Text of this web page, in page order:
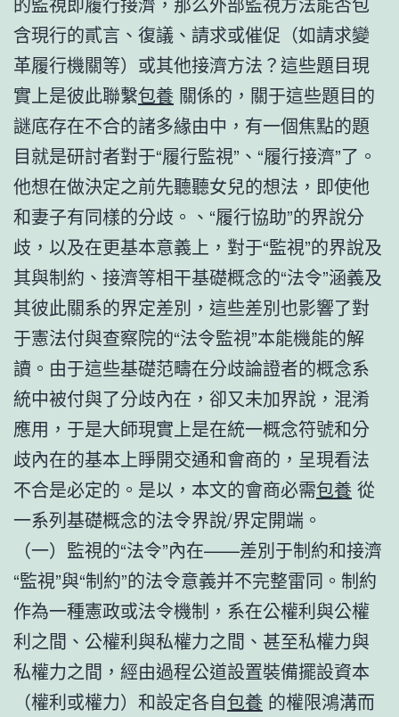
含現行的貳言、復議、請求或催促（如請求變
革履行機關等）或其他接濟方法？這些題目現
實上是彼此聯繫包養 關係的，關于這些題目的
謎底存在不合的諸多緣由中，有一個焦點的題
目就是研討者對于“履行監視”、“履行接濟”了。
他想在做決定之前先聽聽女兒的想法，即使他
和妻子有同樣的分歧。、“履行協助”的界說分
歧，以及在更基本意義上，對于“監視”的界說及
其與制約、接濟等相干基礎概念的“法令”涵義及
其彼此關系的界定差別，這些差別也影響了對
于憲法付與查察院的“法令監視”本能機能的解
讀。由于這些基礎范疇在分歧論證者的概念系
統中被付與了分歧內在，卻又未加界說，混淆
應用，于是大師現實上是在統一概念符號和分
歧內在的基本上睜開交通和會商的，呈現看法
不合是必定的。是以，本文的會商必需包養 從
一系列基礎概念的法令界說/界定開端。
（一）監視的“法令”內在——差別于制約和接濟
“監視”與“制約”的法令意義并不完整雷同。制約
作為一種憲政或法令機制，系在公權利與公權
利之間、公權利與私權力之間、甚至私權力與
私權力之間，經由過程公道設置裝備擺設資本
（權利或權力）和設定各自包養 的權限鴻溝而